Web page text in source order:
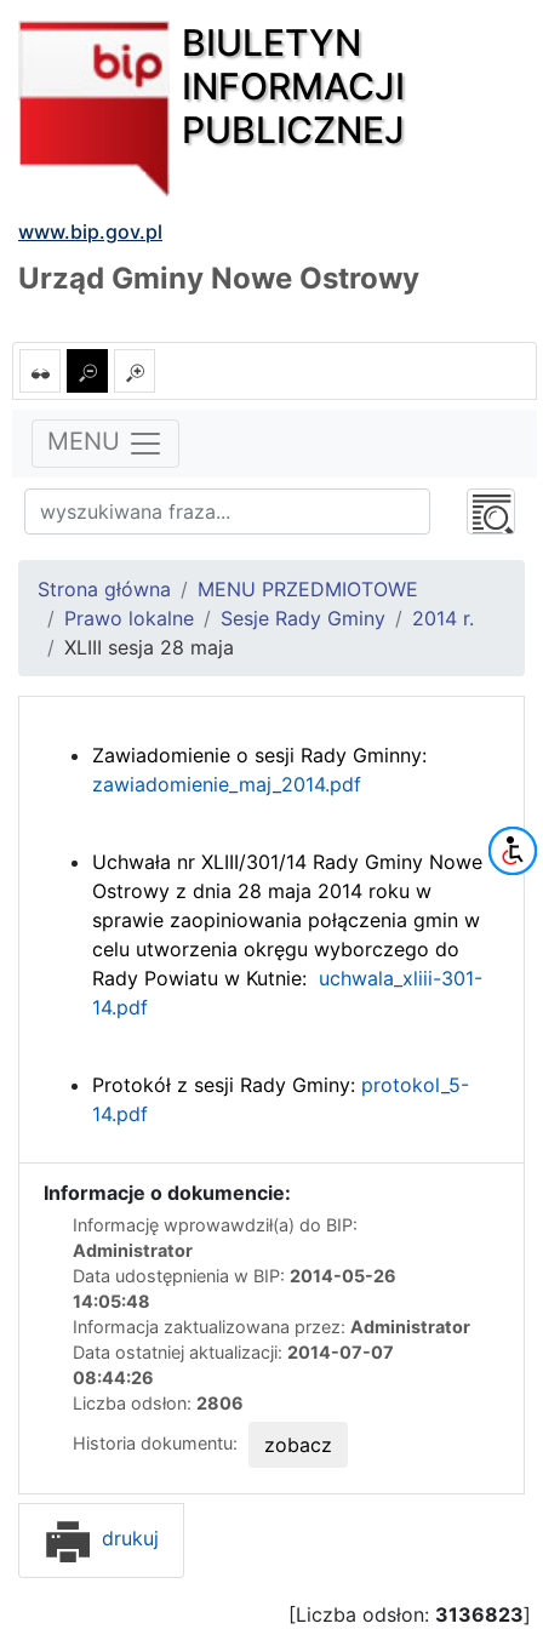
BIULETYN
INFORMACJI
PUBLICZNEJ
www.bip.gov.pl
Urząd Gminy Nowe Ostrowy
MENU
Strona główna
MENU PRZEDMIOTOWE
Prawo lokalne
Sesje Rady Gminy
2014 r.
XLIII sesja 28 maja
Zawiadomienie o sesji Rady Gminny:
zawiadomienie_maj_2014.pdf
Uchwała nr XLIII/301/14 Rady Gminy Nowe
Ostrowy z dnia 28 maja 2014 roku w
sprawie zaopiniowania połączenia gmin w
celu utworzenia okręgu wyborczego do
Rady Powiatu w Kutnie: uchwala_xliii-301-
14.pdf
Protokół z sesji Rady Gminy: protokol_5-
14.pdf
Informacje o dokumencie:
Informację wprowawdził(a) do BIP:
Administrator
Data udostępnienia w BIP: 2014-05-26
14:05:48
Informacja zaktualizowana przez: Administrator
Data ostatniej aktualizacji: 2014-07-07
08:44:26
Liczba odsłon: 2806
Historia dokumentu:
zobacz
drukuj
[Liczba odsłon: 3136823]